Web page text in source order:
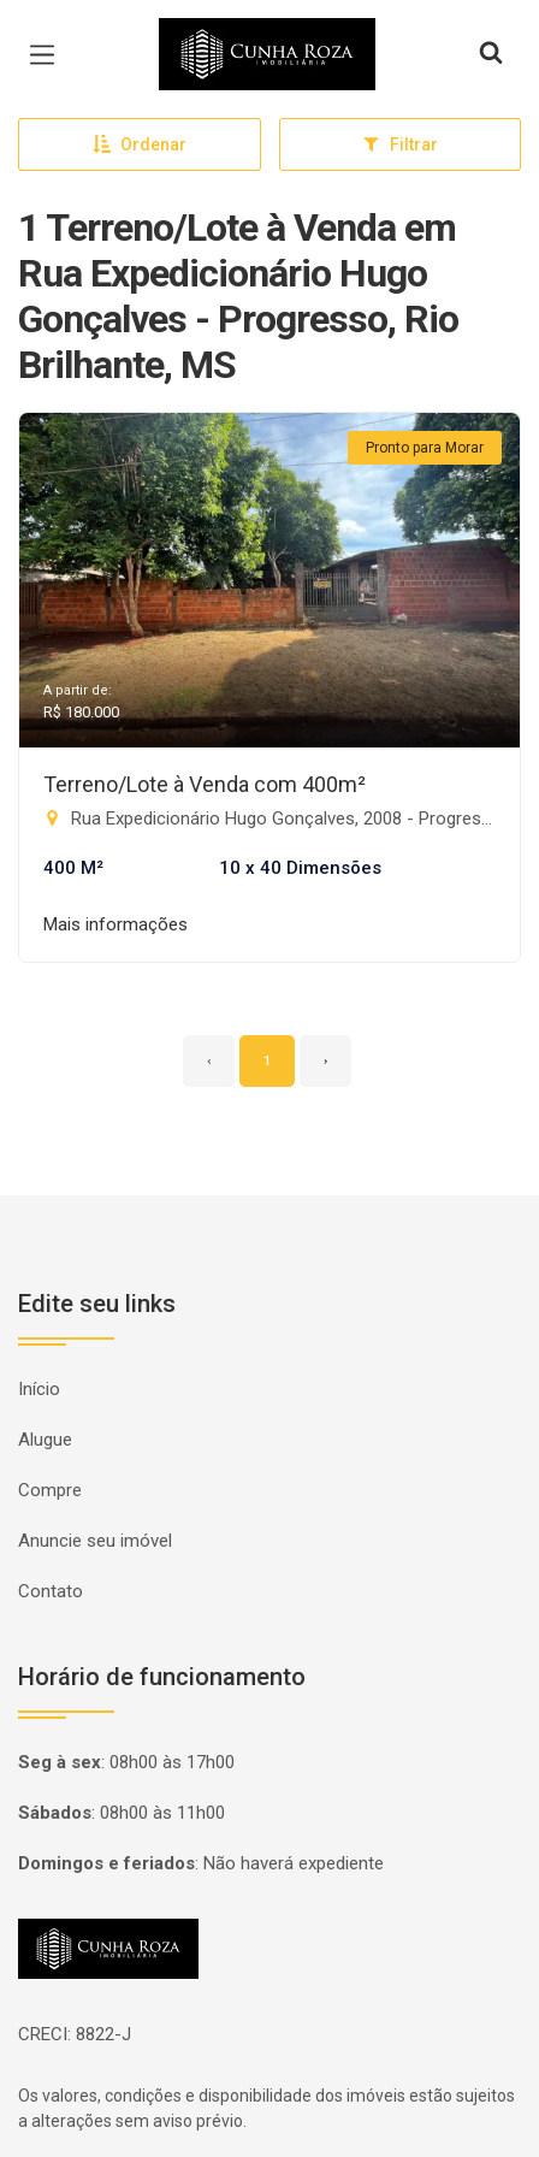
Página inicial
Ordenar Filtrar
1 Terreno/Lote à Venda em
Rua Expedicionário Hugo
Gonçalves - Progresso, Rio
Brilhante, MS
Pronto para Morar
A partir de:
R$ 180.000
Terreno/Lote à Venda com 400m²
Rua Expedicionário Hugo Gonçalves, 2008 - Progresso, Rio Brilhante-MS
400 M² 10 x 40 Dimensões
Mais informações
‹ 1 ›
Edite seu links
Início
Alugue
Compre
Anuncie seu imóvel
Contato
Horário de funcionamento
Seg à sex: 08h00 às 17h00
Sábados: 08h00 às 11h00
Domingos e feriados: Não haverá expediente
Página inicial
CRECI: 8822-J
Os valores, condições e disponibilidade dos imóveis estão sujeitos
a alterações sem aviso prévio.